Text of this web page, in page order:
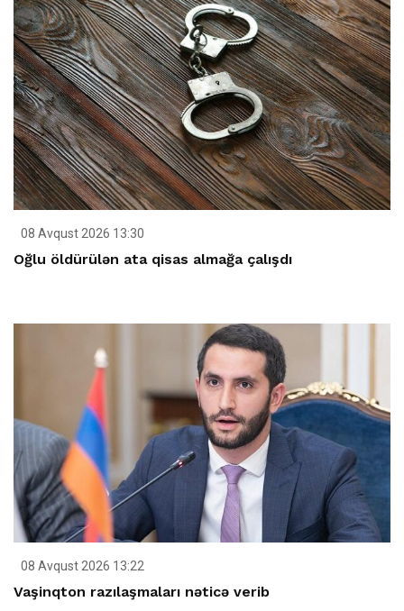
08 Avqust 2026 13:30
Oğlu öldürülən ata qisas almağa çalışdı
08 Avqust 2026 13:22
Vaşinqton razılaşmaları nəticə verib